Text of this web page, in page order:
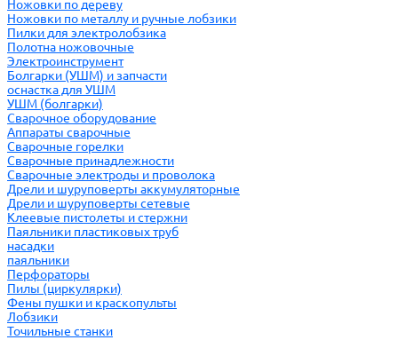
Ножовки по дереву
Ножовки по металлу и ручные лобзики
Пилки для электролобзика
Полотна ножовочные
Электроинструмент
Болгарки (УШМ) и запчасти
оснастка для УШМ
УШМ (болгарки)
Сварочное оборудование
Аппараты сварочные
Сварочные горелки
Сварочные принадлежности
Сварочные электроды и проволока
Дрели и шуруповерты аккумуляторные
Дрели и шуруповерты сетевые
Клеевые пистолеты и стержни
Паяльники пластиковых труб
насадки
паяльники
Перфораторы
Пилы (циркулярки)
Фены пушки и краскопульты
Лобзики
Точильные станки